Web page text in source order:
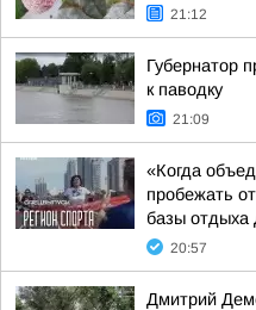
21:12
Губернатор
к паводку
21:09
«Когда
пробежать
базы
20:57
Дмитрий